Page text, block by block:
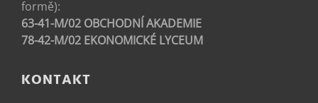
formě):
63-41-M/02 OBCHODNÍ AKADEMIE
78-42-M/02 EKONOMICKÉ LYCEUM
KONTAKT